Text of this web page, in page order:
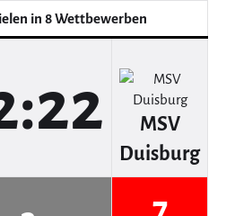
in 8 Wettbewerben
MSV
Duisburg